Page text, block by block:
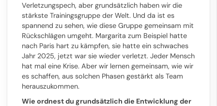
Verletzungspech, aber grundsätzlich haben wir die
stärkste Trainingsgruppe der Welt. Und da ist es
spannend zu sehen, wie diese Gruppe gemeinsam mit
Rückschlägen umgeht. Margarita zum Beispiel hatte
nach Paris hart zu kämpfen, sie hatte ein schwaches
Jahr 2025, jetzt war sie wieder verletzt. Jeder Mensch
hat mal eine Krise. Aber wir lernen gemeinsam, wie wir
es schaffen, aus solchen Phasen gestärkt als Team
herauszukommen.
Wie ordnest du grundsätzlich die Entwicklung der